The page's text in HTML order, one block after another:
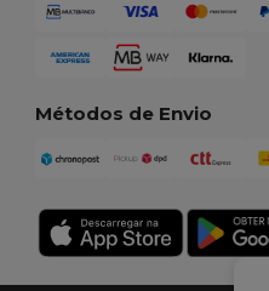
Métodos de Envio